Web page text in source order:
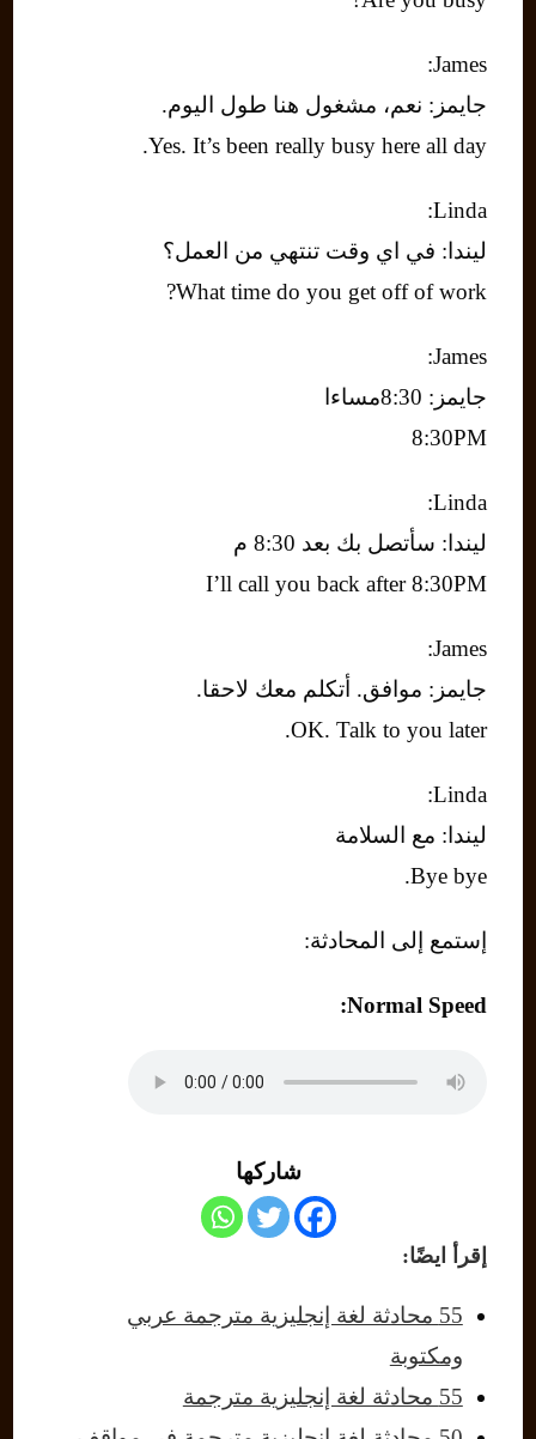
James:
جايمز: نعم، مشغول هنا طول اليوم.
Yes. It’s been really busy here all day.
Linda:
ليندا: في اي وقت تنتهي من العمل؟
What time do you get off of work?
James:
جايمز: 8:30مساءا
8:30PM
Linda:
ليندا: سأتصل بك بعد 8:30 م
I’ll call you back after 8:30PM
James:
جايمز: موافق. أتكلم معك لاحقا.
OK. Talk to you later.
Linda:
ليندا: مع السلامة
Bye bye.
إستمع إلى المحادثة:
Normal Speed:
شاركها
إقرأ ايضًا:
55 محادثة لغة إنجليزية مترجمة عربي
ومكتوبة
55 محادثة لغة إنجليزية مترجمة